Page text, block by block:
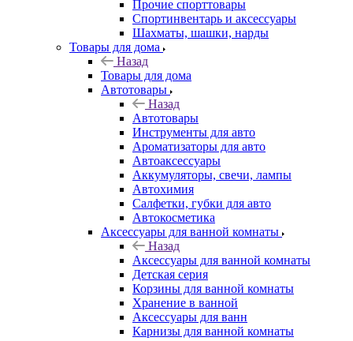
Прочие спорттовары
Спортинвентарь и аксессуары
Шахматы, шашки, нарды
Товары для дома
Назад
Товары для дома
Автотовары
Назад
Автотовары
Инструменты для авто
Ароматизаторы для авто
Автоаксессуары
Аккумуляторы, свечи, лампы
Автохимия
Салфетки, губки для авто
Автокосметика
Аксессуары для ванной комнаты
Назад
Аксессуары для ванной комнаты
Детская серия
Корзины для ванной комнаты
Хранение в ванной
Аксессуары для ванн
Карнизы для ванной комнаты